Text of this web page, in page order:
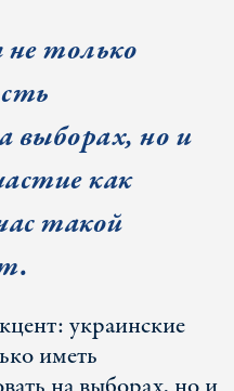
только
выборах, но и
как
такой
украинские
иметь